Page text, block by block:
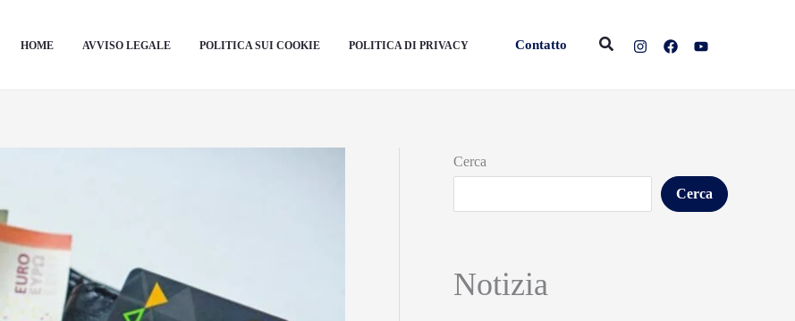
HOME AVVISO LEGALE POLITICA SUI COOKIE POLITICA DI PRIVACY Contatto Cerca
Cerca
Cerca
Notizia